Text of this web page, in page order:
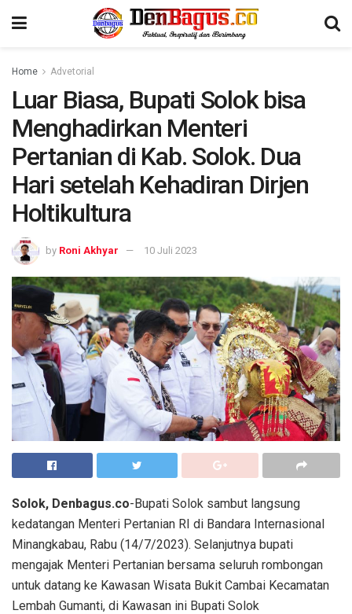
Home Advetorial
Luar Biasa, Bupati Solok bisa
Menghadirkan Menteri
Pertanian di Kab. Solok. Dua
Hari setelah Kehadiran Dirjen
Holtikultura
by Roni Akhyar 10 Juli 2023
Solok, Denbagus.co-Bupati Solok sambut langsung
kedatangan Menteri Pertanian RI di Bandara Internasional
Minangkabau, Rabu (14/7/2023). Selanjutnya bupati
mengajak Menteri Pertanian bersama seluruh rombongan
untuk datang ke Kawasan Wisata Bukit Cambai Kecamatan
Lembah Gumanti, di Kawasan ini Bupati Solok